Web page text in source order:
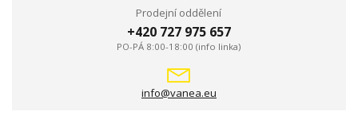
Prodejní oddělení
+420 727 975 657
PO-PÁ 8:00-18:00 (info linka)
info@vanea.eu